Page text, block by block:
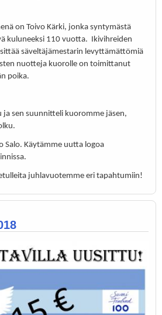
on Toivo Kärki, jonka syntymästä
kuluneeksi 110 vuotta. Ikivihreiden
säveltäjämestarin levyttämättömiä
nuotteja kuorolle on toimittanut
poika.
ja sen suunnitteli kuoromme jäsen,
Salo. Käytämme uutta logoa
juhlavuotemme eri tapahtumiin!